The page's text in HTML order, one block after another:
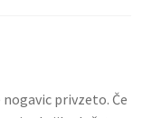
nogavic privzeto. Če